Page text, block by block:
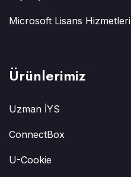
Microsoft Lisans Hizmetleri
Ürünlerimiz
Uzman İYS
ConnectBox
U-Cookie